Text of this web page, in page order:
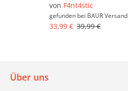
von F4nt4stic
gefunden bei BAUR Versand
33,99 € 39,99 €
Über uns